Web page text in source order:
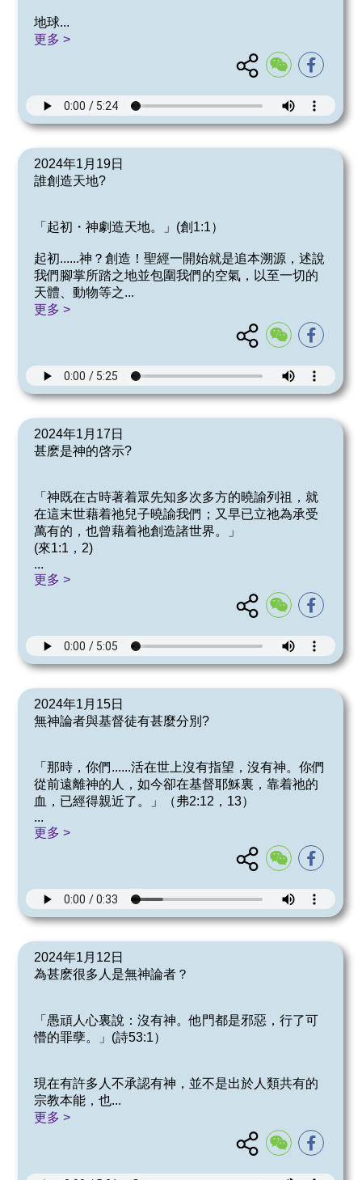
地球...
更多 >
2024年1月19日
誰創造天地?
「起初・神劇造天地。」(創1:1）
起初......神？創造！聖經一開始就是追本溯源，述說
我們腳掌所踏之地並包圍我們的空氣，以至一切的
天體、動物等之...
更多 >
2024年1月17日
甚麽是神的啓示?
「神既在古時著着眾先知多次多方的曉諭列祖，就
在這末世藉着祂兒子曉諭我們；又早已立祂為承受
萬有的，也曾藉着祂創造諸世界。」
(來1:1，2)
...
更多 >
2024年1月15日
無神論者與基督徒有甚麼分別?
「那時，你們......活在世上沒有指望，沒有神。你們
從前遠離神的人，如今卻在基督耶穌裏，靠着祂的
血，已經得親近了。」（弗2:12，13）
...
更多 >
2024年1月12日
為甚麽很多人是無神論者？
「愚頑人心裏說：沒有神。他門都是邪惡，行了可
懵的罪孽。」(詩53:1）
現在有許多人不承認有神，並不是出於人類共有的
宗教本能，也...
更多 >